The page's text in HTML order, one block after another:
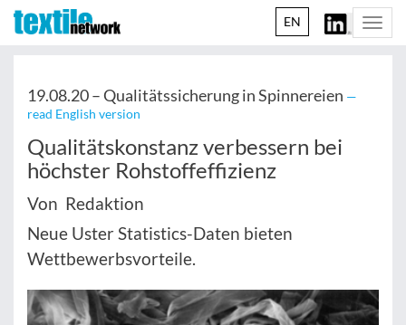
EN
19.08.20 –Qualitätssicherung in Spinnereien —
read English version
Qualitätskonstanz verbessern bei
höchster Rohstoffeffizienz
Von Redaktion
Neue Uster Statistics-Daten bieten
Wettbewerbsvorteile.